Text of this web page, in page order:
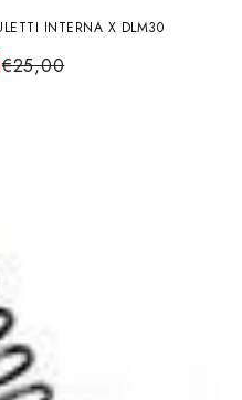
INTERNA X DLM30
€25,00